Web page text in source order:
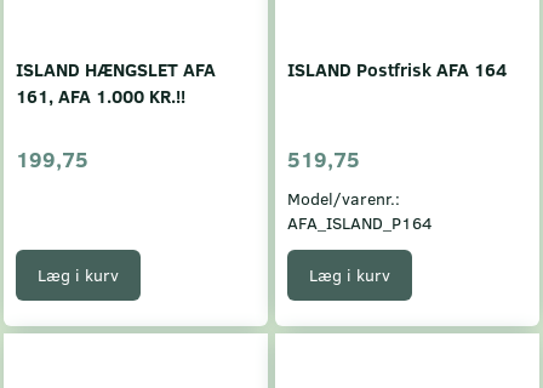
ISLAND HÆNGSLET AFA
161, AFA 1.000 KR.!!
199,75
Læg i kurv
ISLAND Postfrisk AFA 164
519,75
Model/varenr.:
AFA_ISLAND_P164
Læg i kurv